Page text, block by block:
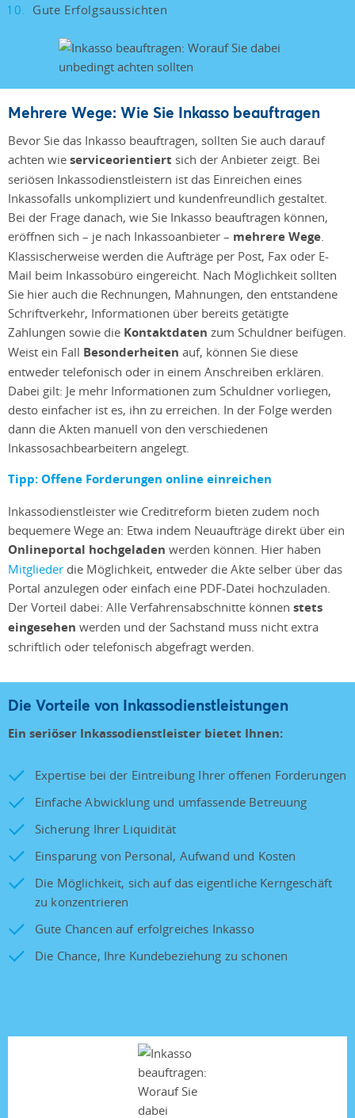
Gute Erfolgsaussichten
Mehrere Wege: Wie Sie Inkasso beauftragen
Bevor Sie das Inkasso beauftragen, sollten Sie auch darauf
achten wie serviceorientiert sich der Anbieter zeigt. Bei
seriösen Inkassodienstleistern ist das Einreichen eines
Inkassofalls unkompliziert und kundenfreundlich gestaltet.
Bei der Frage danach, wie Sie Inkasso beauftragen können,
eröffnen sich – je nach Inkassoanbieter – mehrere Wege.
Klassischerweise werden die Aufträge per Post, Fax oder E-
Mail beim Inkassobüro eingereicht. Nach Möglichkeit sollten
Sie hier auch die Rechnungen, Mahnungen, den entstandene
Schriftverkehr, Informationen über bereits getätigte
Zahlungen sowie die Kontaktdaten zum Schuldner beifügen.
Weist ein Fall Besonderheiten auf, können Sie diese
entweder telefonisch oder in einem Anschreiben erklären.
Dabei gilt: Je mehr Informationen zum Schuldner vorliegen,
desto einfacher ist es, ihn zu erreichen. In der Folge werden
dann die Akten manuell von den verschiedenen
Inkassosachbearbeitern angelegt.
Tipp: Offene Forderungen online einreichen
Inkassodienstleister wie Creditreform bieten zudem noch
bequemere Wege an: Etwa indem Neuaufträge direkt über ein
Onlineportal hochgeladen werden können. Hier haben
Mitglieder die Möglichkeit, entweder die Akte selber über das
Portal anzulegen oder einfach eine PDF-Datei hochzuladen.
Der Vorteil dabei: Alle Verfahrensabschnitte können stets
eingesehen werden und der Sachstand muss nicht extra
schriftlich oder telefonisch abgefragt werden.
Die Vorteile von Inkassodienstleistungen
Ein seriöser Inkassodienstleister bietet Ihnen:
Expertise bei der Eintreibung Ihrer offenen Forderungen
Einfache Abwicklung und umfassende Betreuung
Sicherung Ihrer Liquidität
Einsparung von Personal, Aufwand und Kosten
Die Möglichkeit, sich auf das eigentliche Kerngeschäft
zu konzentrieren
Gute Chancen auf erfolgreiches Inkasso
Die Chance, Ihre Kundebeziehung zu schonen